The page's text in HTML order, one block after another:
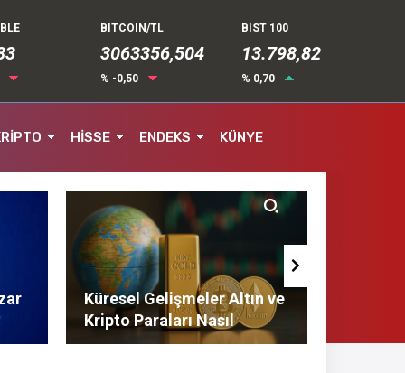
BITCOIN/TL
3063356,504
% -0,50
BIST 100
13.798,82
% 0,70
HİSSE ENDEKS KÜNYE
Küresel Gelişmeler Altın ve
Kripto Paraları Nasıl
Etkiliyor?